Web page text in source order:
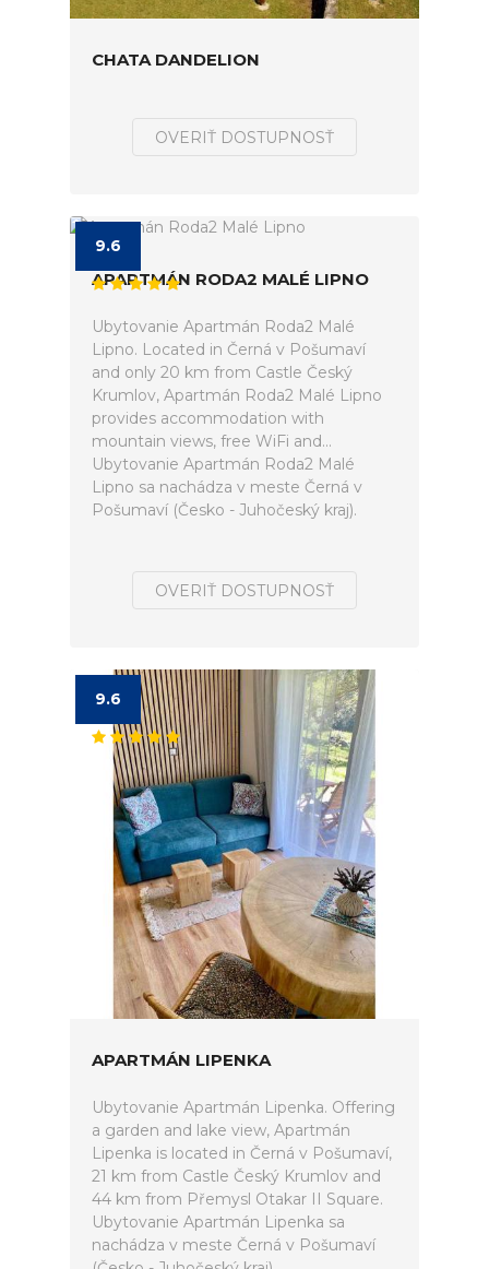
CHATA DANDELION
OVERIŤ DOSTUPNOSŤ
9.6
APARTMÁN RODA2 MALÉ LIPNO
Ubytovanie Apartmán Roda2 Malé
Lipno. Located in Černá v Pošumaví
and only 20 km from Castle Český
Krumlov, Apartmán Roda2 Malé Lipno
provides accommodation with
mountain views, free WiFi and...
Ubytovanie Apartmán Roda2 Malé
Lipno sa nachádza v meste Černá v
Pošumaví (Česko - Juhočeský kraj).
OVERIŤ DOSTUPNOSŤ
9.6
APARTMÁN LIPENKA
Ubytovanie Apartmán Lipenka. Offering
a garden and lake view, Apartmán
Lipenka is located in Černá v Pošumaví,
21 km from Castle Český Krumlov and
44 km from Přemysl Otakar II Square.
Ubytovanie Apartmán Lipenka sa
nachádza v meste Černá v Pošumaví